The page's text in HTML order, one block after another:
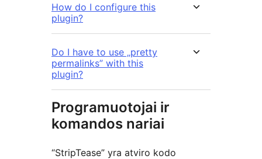
How do I configure this
plugin?
Do I have to use „pretty
permalinks” with this
plugin?
Programuotojai ir
komandos nariai
“StripTease” yra atviro kodo